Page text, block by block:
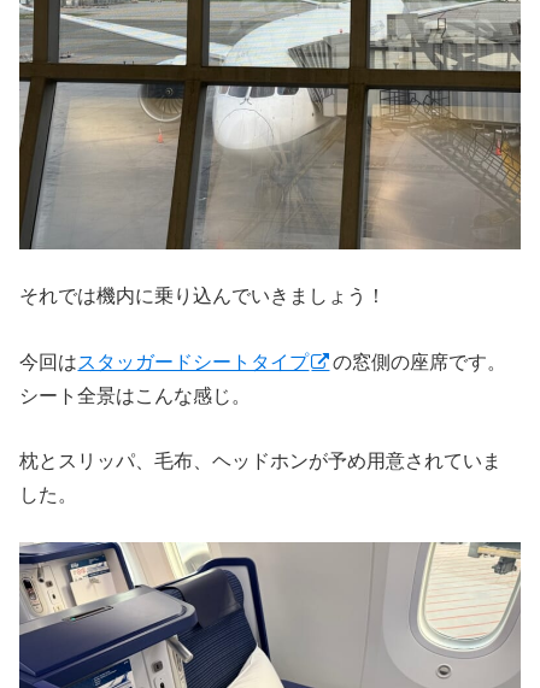
それでは機内に乗り込んでいきましょう！
今回はスタッガードシートタイプ
の窓側の座席です。
シート全景はこんな感じ。
枕とスリッパ、毛布、ヘッドホンが予め用意されていま
した。